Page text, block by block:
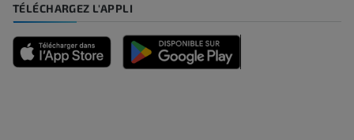
TÉLÉCHARGEZ L'APPLI